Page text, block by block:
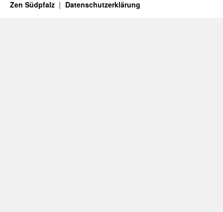
Zen Südpfalz Datenschutzerklärung